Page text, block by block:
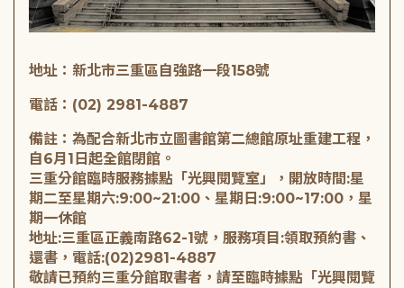
地址：新北市三重區自強路一段158號
電話：(02) 2981-4887
備註：為配合新北市立圖書館第二總館原址重建工程，
自6月1日起全館閉館。
三重分館臨時服務據點「光興閱覽室」，開放時間:星
期二至星期六:9:00~21:00、星期日:9:00~17:00，星
期一休館
地址:三重區正義南路62-1號，服務項目:領取預約書、
還書，電話:(02)2981-4887
敬請已預約三重分館取書者，請至臨時據點「光興閱覽